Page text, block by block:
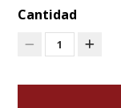
Cantidad
1